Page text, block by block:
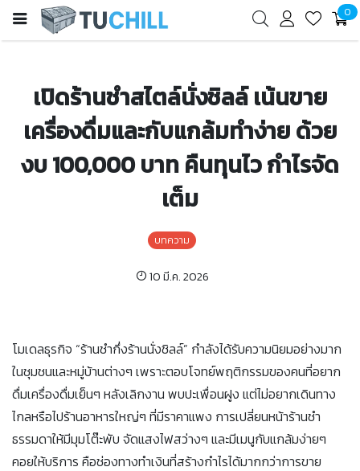
0
เปิดร้านชำสไตล์นั่งชิลล์ เน้นขาย
เครื่องดื่มและกับแกล้มทำง่าย ด้วย
งบ 100,000 บาท คืนทุนไว กำไรจัด
เต็ม
บทความ
10 มี.ค. 2026
โมเดลธุรกิจ “ร้านชำกึ่งร้านนั่งชิลล์” กำลังได้รับความนิยมอย่างมาก
ในชุมชนและหมู่บ้านต่างๆ เพราะตอบโจทย์พฤติกรรมของคนที่อยาก
ดื่มเครื่องดื่มเย็นๆ หลังเลิกงาน พบปะเพื่อนฝูง แต่ไม่อยากเดินทาง
ไกลหรือไปร้านอาหารใหญ่ๆ ที่มีราคาแพง การเปลี่ยนหน้าร้านชำ
ธรรมดาให้มีมุมโต๊ะพับ จัดแสงไฟสว่างๆ และมีเมนูกับแกล้มง่ายๆ
คอยให้บริการ คือช่องทางทำเงินที่สร้างกำไรได้มากกว่าการขาย